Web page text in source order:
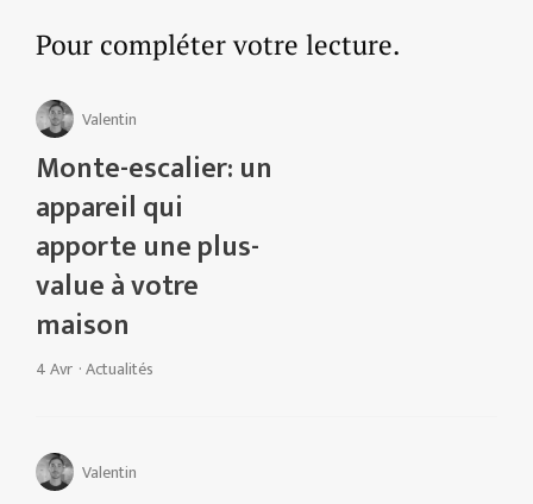
Pour compléter votre lecture.
Valentin
Monte-escalier: un
appareil qui
apporte une plus-
value à votre
maison
4 Avr ·Actualités
Valentin